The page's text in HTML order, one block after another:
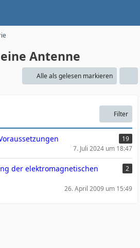
Antenne
Alle als gelesen markieren
Filter
19
7. Juli 2024 um 18:47
der elektromagnetischen
2
26. April 2009 um 15:49